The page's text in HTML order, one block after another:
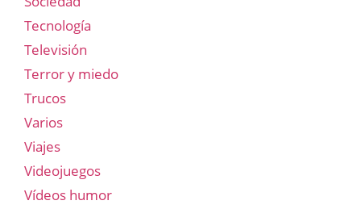
Tecnología
Televisión
Terror y miedo
Trucos
Varios
Viajes
Videojuegos
Vídeos humor